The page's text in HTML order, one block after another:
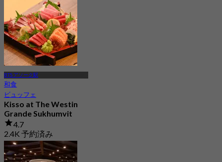
Collection Hotel ,
Bangkok
5.0
328 予約済み
から฿ 1,590
BTS アソーク駅
和食
ビュッフェ
Kisso at The Westin
Grande Sukhumvit
4.7
2.4K 予約済み
から฿ 883